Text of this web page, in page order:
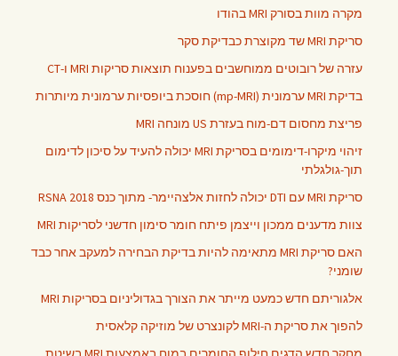
מקרה מוות בסורק MRI בהודו
סריקת MRI שד מקוצרת כבדיקת סקר
עזרה של רובוטים ממוחשבים בפענוח תוצאות סריקות MRI ו-CT
בדיקת MRI ערמונית (mp-MRI) חוסכת ביופסיות ערמונית מיותרות
פריצת מחסום דם-מוח בעזרת US מונחה MRI
זיהוי מיקרו-דימומים בסריקת MRI יכולה להעיד על סיכון לדימום
תוך-גולגלתי
סריקת MRI עם DTI יכולה לחזות אלצהיימר- מתוך כנס RSNA 2018
צוות מדענים ממכון וייצמן פיתח חומר סימון חדשני לסריקות MRI
האם סריקת MRI מתאימה להיות בדיקת הבחירה למעקב אחר כבד
שומני?
אלגוריתם חדש כמעט מייתר את הצורך בגדוליניום בסריקות MRI
להפוך את סריקת ה-MRI לקונצרט של מוזיקה קלאסית